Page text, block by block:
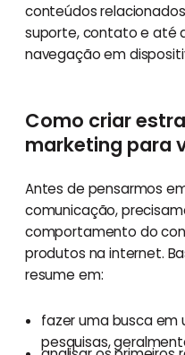
conteúdos
suporte, contato e até
navegação em
Como criar
marketing para
Antes de pensarmos
comunicação,
comportamento do
produtos na internet.
resume em:
fazer uma busca em
pesquisas,